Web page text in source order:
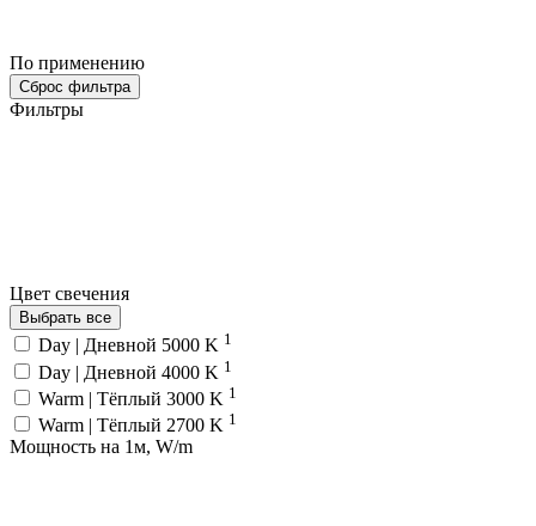
По применению
Сброс фильтра
Фильтры
Цвет свечения
Выбрать все
Day | Дневной 5000 K 1
Day | Дневной 4000 K 1
Warm | Тёплый 3000 K 1
Warm | Тёплый 2700 K 1
Мощность на 1м, W/m